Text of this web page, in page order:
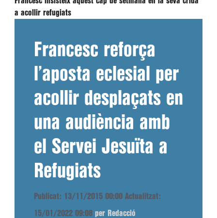
a acollir refugiats
Francesc reforça
l’aposta eclesial per
acollir desplaçats en
una audiència amb
el Servei Jesuïta a
Refugiats
Publicat: 13/11/2015 00:00 Actualitzat:
15/01/2022 09:08 per Redacció